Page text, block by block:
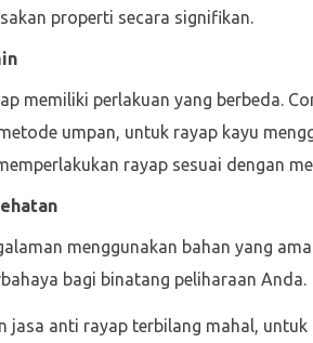
properti secara signifikan.
memiliki perlakuan yang berbeda.
umpan, untuk rayap kayu
rayap sesuai dengan
menggunakan bahan yang
bagi binatang peliharaan Anda.
jasa anti rayap terbilang mahal,